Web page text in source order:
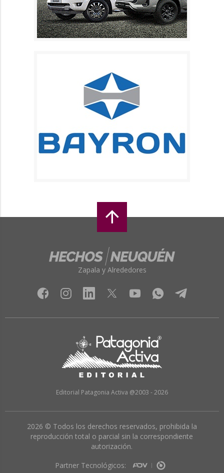
Zapala y Alrededores
Editorial Patagonia Activa @2003 - 2026
2026 © Todos los derechos reservados, prohibida la
reproducción total o parcial sin la correspondiente
autorización.
Partner Tecnológicos: